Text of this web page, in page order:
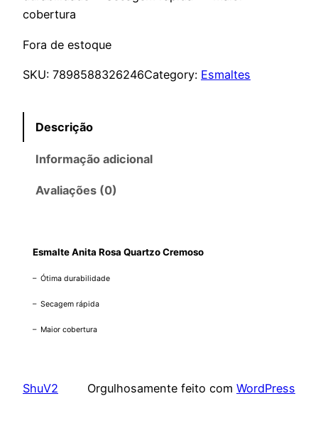
cobertura
Fora de estoque
SKU: 7898588326246Category: Esmaltes
Descrição
Informação adicional
Avaliações (0)
Esmalte Anita Rosa Quartzo Cremoso
– Ótima durabilidade
– Secagem rápida
– Maior cobertura
ShuV2 Orgulhosamente feito com WordPress